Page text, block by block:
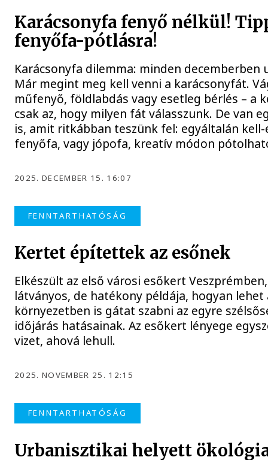
Karácsonyfa fenyő nélkül!
fenyőfa-pótlásra!
Karácsonyfa dilemma: minden decemberben
Már megint meg kell venni a karácsonyfát.
műfenyő, földlabdás vagy esetleg bérlés – a
csak az, hogy milyen fát válasszunk. De van
is, amit ritkábban teszünk fel: egyáltalán
fenyőfa, vagy jópofa, kreatív módon
2025. DECEMBER 15. 16:07
FENNTARTHATÓSÁG
Kertet építettek az esőnek
Elkészült az első városi esőkert
látványos, de hatékony példája, hogyan lehet
környezetben is gátat szabni az egyre
időjárás hatásainak. Az esőkert lényege
vizet, ahová lehull.
2025. NOVEMBER 25. 12:15
FENNTARTHATÓSÁG
Urbanisztikai helyett